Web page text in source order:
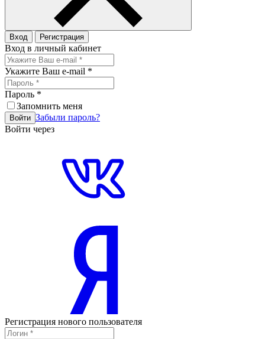
Вход Регистрация
Вход в личный кабинет
Укажите Ваш e-mail *
Пароль *
Запомнить меня
Войти Забыли пароль?
Войти через
Регистрация нового пользователя